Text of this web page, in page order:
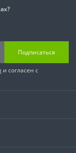
Подписаться
и согласен с